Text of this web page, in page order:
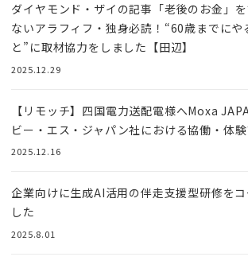
ダイヤモンド・ザイの記事「老後のお金」
ないアラフィフ・独身必読！“60歳までにや
と”に取材協力をしました【田辺】
2025.12.29
【リモッチ】四国電⼒送配電様へMoxa
ビー・エス・ジャパン社における協働・体
2025.12.16
企業向けに生成AI活用の伴走支援型研修を
した
2025.8.01